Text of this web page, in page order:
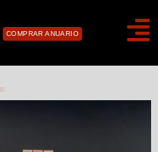
COMPRAR ANUARIO